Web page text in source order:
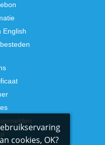
English
cookies, OK?